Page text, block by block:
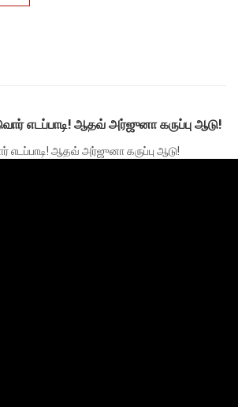
எடப்பாடி! ஆதவ் அர்ஜுனா கருப்பு ஆடு!
எடப்பாடி! ஆதவ் அர்ஜுனா கருப்பு ஆடு!